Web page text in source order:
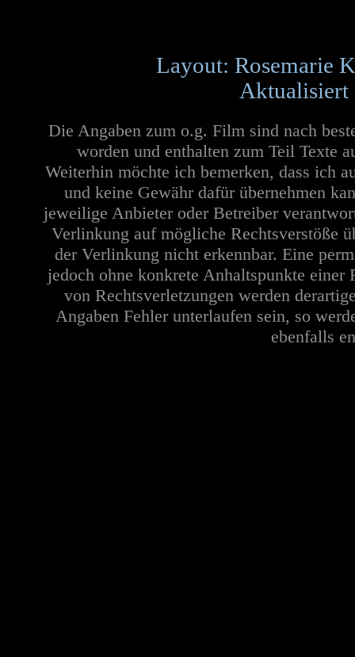
Layout: Rosemarie
Aktualisiert
Die Angaben zum o.g. Film sind nach
worden und enthalten zum Teil Texte
Weiterhin möchte ich bemerken, dass ich
und keine Gewähr dafür übernehmen
jeweilige Anbieter oder Betreiber
Verlinkung auf mögliche Rechtsverstöße
der Verlinkung nicht erkennbar. Eine
jedoch ohne konkrete Anhaltspunkte
von Rechtsverletzungen werden
Angaben Fehler unterlaufen sein, so
ebenfalls